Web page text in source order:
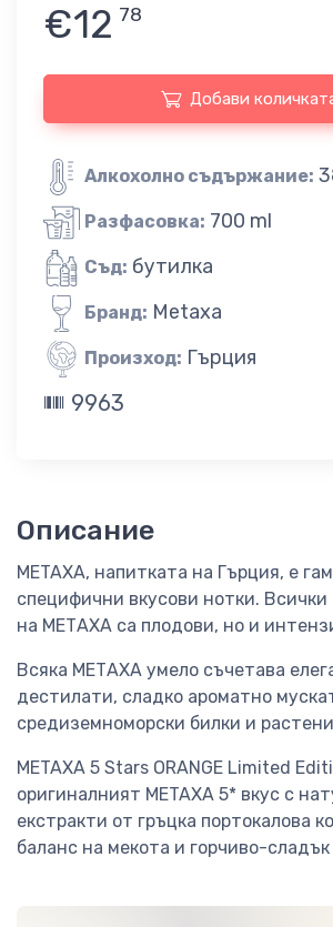
€12 78
Добави
Алкохолно съдържание:
Разфасовка: 700 ml
Съд: бутилка
Бранд: Metaxa
Произход: Гърция
9963
Описание
METAXA, напитката на Гърция, е
специфични вкусови нотки.
на МЕТАХА са плодови, но и
Всяка МЕТАХА умело съчетава
дестилати, сладко ароматно
средиземноморски билки и
METAXA 5 Stars ORANGE Limited
оригиналният METAXA 5* вкус с
екстракти от гръцка портокалова
баланс на мекота и горчиво-